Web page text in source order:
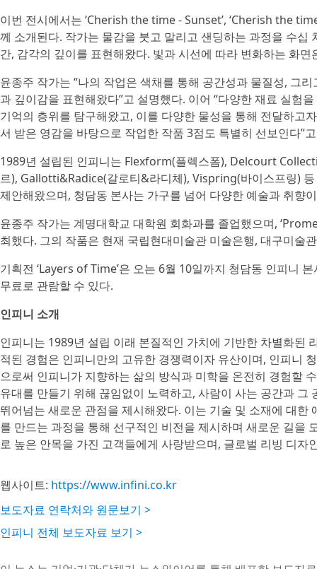
이번 전시에서는 ‘Cherish the time - Sunset’, ‘Cherish the
께 소개된다. 작가는 물감을 붓고 말리고 샌딩하는 과정을 수
간, 감각의 깊이를 표현해왔다. 빛과 시선에 따라 변화하는 화
윤종주 작가는 “나의 작업은 색채를 통해 공간성과 물질성, 그
과 깊이감을 표현해왔다”고 설명했다. 이어 “다양한 재료 실험
기억의 층위를 탐구해왔고, 이를 다양한 물성을 통해 전달하고
서 받은 영감을 바탕으로 작업한 작품 3점도 특별히 선보인다”
1989년 설립된 인피니는 Flexform(플렉스폼), Delcourt
르), Gallotti&Radice(갈로티&라디체), Vispring(바이스프링)
제안해왔으며, 청담동 본사는 가구를 넘어 다양한 예술과 취향
윤종주 작가는 계명대학교 대학원 회화과를 졸업했으며,
최했다. 그의 작품은 현재 국립현대미술관 미술은행, 대구미술
기획전 ‘Layers of Time’은 오는 6월 10일까지 청담동 인피니
무료로 관람할 수 있다.
인피니 소개
인피니는 1989년 설립 이래 본질적인 가치에 기반한 차별화된
적된 경험은 인피니만의 고유한 경쟁력이자 유산이며, 인피니
으로써 인피니가 지향하는 삶의 방식과 미학을 온전히 경험할
유대를 만들기 위해 끊임없이 노력하고, 사람이 사는 공간과
뛰어넘는 새로운 관점을 제시해왔다. 이는 기술 및 소재에 대
를 만드는 과정을 통해 선구적인 비전을 제시하며 새로운 길을
로 높은 안목을 가진 고객들에게 사랑받으며, 글로벌 리빙 디자
웹사이트: https://www.infini.co.kr
보도자료 연락처와 원문보기 >
인피니 전체 보도자료 보기 >